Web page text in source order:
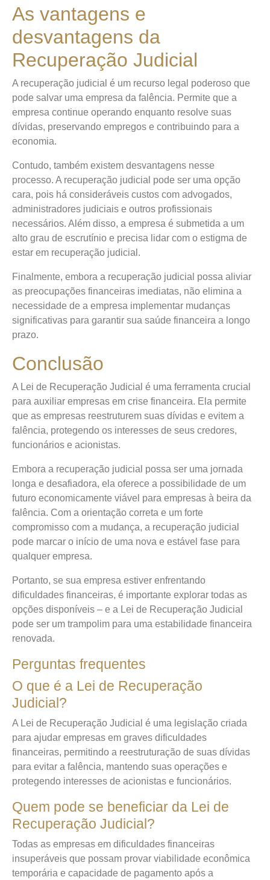
As vantagens e
desvantagens da
Recuperação Judicial
A recuperação judicial é um recurso legal poderoso que
pode salvar uma empresa da falência. Permite que a
empresa continue operando enquanto resolve suas
dívidas, preservando empregos e contribuindo para a
economia.
Contudo, também existem desvantagens nesse
processo. A recuperação judicial pode ser uma opção
cara, pois há consideráveis custos com advogados,
administradores judiciais e outros profissionais
necessários. Além disso, a empresa é submetida a um
alto grau de escrutínio e precisa lidar com o estigma de
estar em recuperação judicial.
Finalmente, embora a recuperação judicial possa aliviar
as preocupações financeiras imediatas, não elimina a
necessidade de a empresa implementar mudanças
significativas para garantir sua saúde financeira a longo
prazo.
Conclusão
A Lei de Recuperação Judicial é uma ferramenta crucial
para auxiliar empresas em crise financeira. Ela permite
que as empresas reestruturem suas dívidas e evitem a
falência, protegendo os interesses de seus credores,
funcionários e acionistas.
Embora a recuperação judicial possa ser uma jornada
longa e desafiadora, ela oferece a possibilidade de um
futuro economicamente viável para empresas à beira da
falência. Com a orientação correta e um forte
compromisso com a mudança, a recuperação judicial
pode marcar o início de uma nova e estável fase para
qualquer empresa.
Portanto, se sua empresa estiver enfrentando
dificuldades financeiras, é importante explorar todas as
opções disponíveis – e a Lei de Recuperação Judicial
pode ser um trampolim para uma estabilidade financeira
renovada.
Perguntas frequentes
O que é a Lei de Recuperação
Judicial?
A Lei de Recuperação Judicial é uma legislação criada
para ajudar empresas em graves dificuldades
financeiras, permitindo a reestruturação de suas dívidas
para evitar a falência, mantendo suas operações e
protegendo interesses de acionistas e funcionários.
Quem pode se beneficiar da Lei de
Recuperação Judicial?
Todas as empresas em dificuldades financeiras
insuperáveis que possam provar viabilidade econômica
temporária e capacidade de pagamento após a